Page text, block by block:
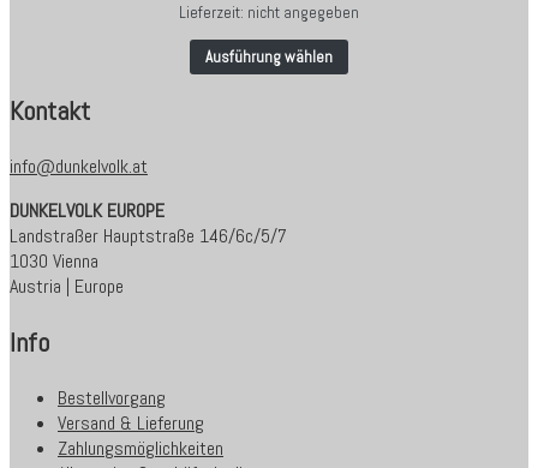
Lieferzeit: nicht angegeben
Ausführung wählen
Kontakt
info@dunkelvolk.at
DUNKELVOLK EUROPE
Landstraßer Hauptstraße 146/6c/5/7
1030 Vienna
Austria | Europe
Info
Bestellvorgang
Versand & Lieferung
Zahlungsmöglichkeiten